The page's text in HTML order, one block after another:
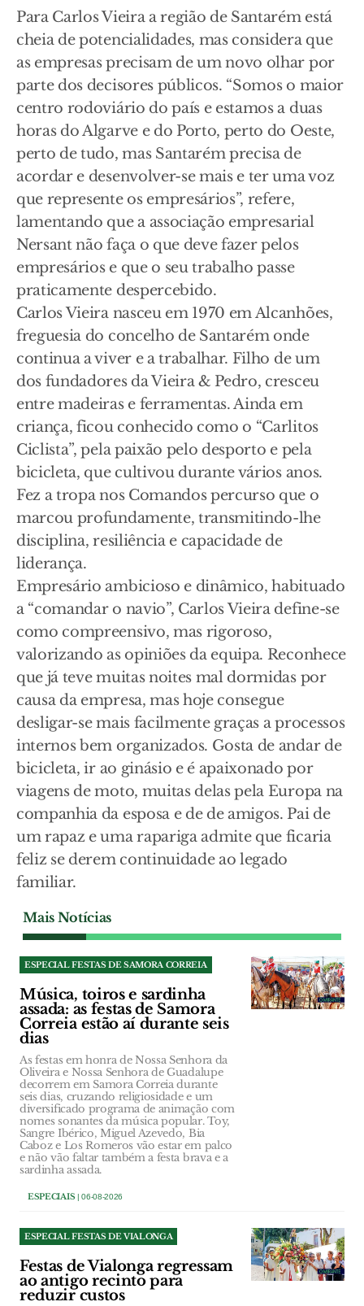
Para Carlos Vieira a região de Santarém está
cheia de potencialidades, mas considera que
as empresas precisam de um novo olhar por
parte dos decisores públicos. “Somos o maior
centro rodoviário do país e estamos a duas
horas do Algarve e do Porto, perto do Oeste,
perto de tudo, mas Santarém precisa de
acordar e desenvolver-se mais e ter uma voz
que represente os empresários”, refere,
lamentando que a associação empresarial
Nersant não faça o que deve fazer pelos
empresários e que o seu trabalho passe
praticamente despercebido.
Carlos Vieira nasceu em 1970 em Alcanhões,
freguesia do concelho de Santarém onde
continua a viver e a trabalhar. Filho de um
dos fundadores da Vieira & Pedro, cresceu
entre madeiras e ferramentas. Ainda em
criança, ficou conhecido como o “Carlitos
Ciclista”, pela paixão pelo desporto e pela
bicicleta, que cultivou durante vários anos.
Fez a tropa nos Comandos percurso que o
marcou profundamente, transmitindo-lhe
disciplina, resiliência e capacidade de
liderança.
Empresário ambicioso e dinâmico, habituado
a “comandar o navio”, Carlos Vieira define-se
como compreensivo, mas rigoroso,
valorizando as opiniões da equipa. Reconhece
que já teve muitas noites mal dormidas por
causa da empresa, mas hoje consegue
desligar-se mais facilmente graças a processos
internos bem organizados. Gosta de andar de
bicicleta, ir ao ginásio e é apaixonado por
viagens de moto, muitas delas pela Europa na
companhia da esposa e de de amigos. Pai de
um rapaz e uma rapariga admite que ficaria
feliz se derem continuidade ao legado
familiar.
Mais Notícias
ESPECIAL FESTAS DE SAMORA CORREIA
Música, toiros e sardinha
assada: as festas de Samora
Correia estão aí durante seis
dias
As festas em honra de Nossa Senhora da
Oliveira e Nossa Senhora de Guadalupe
decorrem em Samora Correia durante
seis dias, cruzando religiosidade e um
diversificado programa de animação com
nomes sonantes da música popular. Toy,
Sangre Ibérico, Miguel Azevedo, Bia
Caboz e Los Romeros vão estar em palco
e não vão faltar também a festa brava e a
sardinha assada.
ESPECIAIS| 06-08-2026
ESPECIAL FESTAS DE VIALONGA
Festas de Vialonga regressam
ao antigo recinto para
reduzir custos